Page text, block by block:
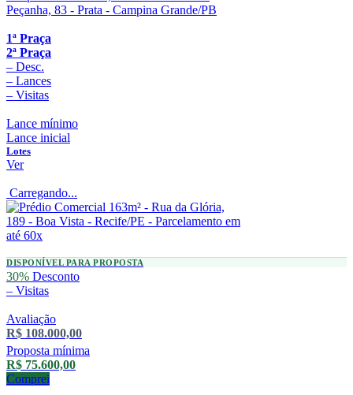
1ª Praça
2ª Praça
– Desc.
– Lances
– Visitas
Lance mínimo
Lance inicial
Lotes
Ver
Carregando...
DISPONÍVEL PARA PROPOSTA
30% Desconto
– Visitas
Avaliação
R$ 108.000,00
Proposta mínima
R$ 75.600,00
Comprei